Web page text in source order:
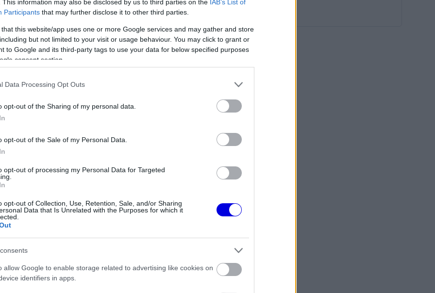
This information may also be disclosed by us to third parties on the IAB’s List of
Participants that may further disclose it to other third parties.
that this website/app uses one or more Google services and may gather and store
but not limited to your visit or usage behaviour. You may click to grant or
to Google and its third-party tags to use your data for below specified purposes
consent section.
Data Processing Opt Outs
opt-out of the Sharing of my personal data.
opt-out of the Sale of my Personal Data.
opt-out of processing my Personal Data for Targeted
opt-out of Collection, Use, Retention, Sale, and/or Sharing
Data that Is Unrelated with the Purposes for which it
allow Google to enable storage related to advertising like cookies on
identifiers in apps.
válaszlépésre kényszerítették a
ha meg akarta őrizni a pályán elfoglalt
rohamot indít az Aston Martin
különbség alakult ki a két csapat döntései
a hagyományos két kiálláshoz